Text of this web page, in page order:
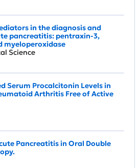
in the diagnosis and
pancreatitis: pentraxin-3,
myeloperoxidase
Science
Serum Procalcitonin Levels in
Arthritis Free of Active
Pancreatitis in Oral Double